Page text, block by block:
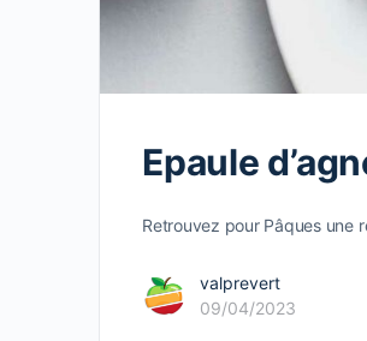
Epaule
Retrouvez pour Pâques une
valprevert
09/04/2023